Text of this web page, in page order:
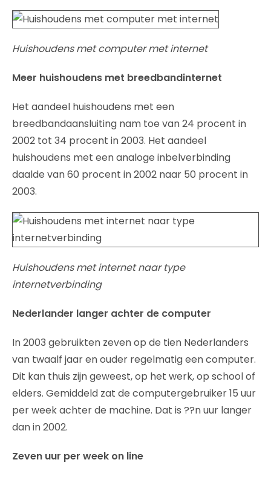
Huishoudens met computer met internet
Meer huishoudens met breedbandinternet
Het aandeel huishoudens met een
breedbandaansluiting nam toe van 24 procent in
2002 tot 34 procent in 2003. Het aandeel
huishoudens met een analoge inbelverbinding
daalde van 60 procent in 2002 naar 50 procent in
2003.
Huishoudens met internet naar type
internetverbinding
Nederlander langer achter de computer
In 2003 gebruikten zeven op de tien Nederlanders
van twaalf jaar en ouder regelmatig een computer.
Dit kan thuis zijn geweest, op het werk, op school of
elders. Gemiddeld zat de computergebruiker 15 uur
per week achter de machine. Dat is ??n uur langer
dan in 2002.
Zeven uur per week on line